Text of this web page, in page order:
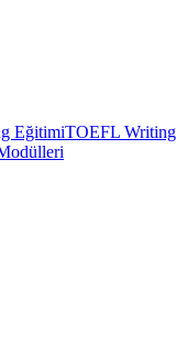
EğitimiTOEFL